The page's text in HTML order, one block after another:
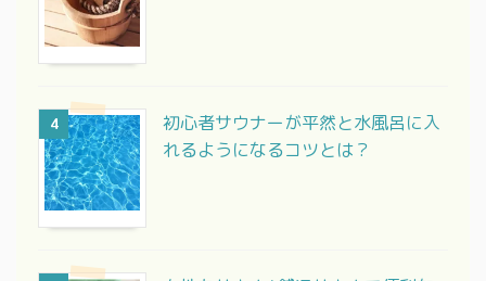
4
初心者サウナーが平然と水風呂に入
れるようになるコツとは？